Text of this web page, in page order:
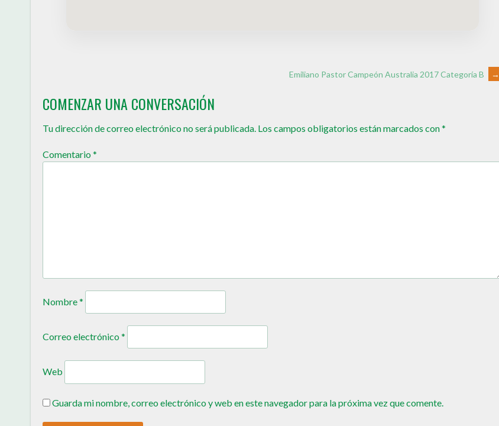
Emiliano Pastor Campeón Australia 2017 Categoría B →
COMENZAR UNA CONVERSACIÓN
Tu dirección de correo electrónico no será publicada. Los campos obligatorios están marcados con*
Comentario*
Nombre*
Correo electrónico*
Web
Guarda mi nombre, correo electrónico y web en este navegador para la próxima vez que comente.